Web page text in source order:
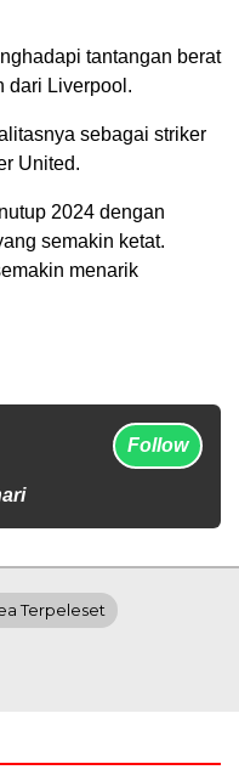
tantangan berat
dari Liverpool.
sebagai striker
United.
2024 dengan
semakin ketat.
menarik
Follow
Terpeleset